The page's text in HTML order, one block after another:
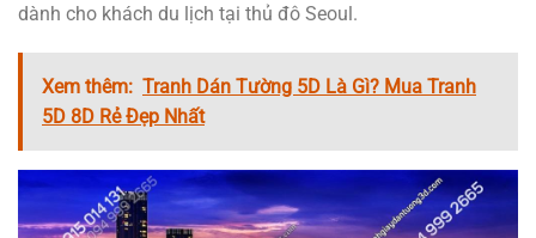
dành cho khách du lịch tại thủ đô Seoul.
Xem thêm: Tranh Dán Tường 5D Là Gì? Mua Tranh
5D 8D Rẻ Đẹp Nhất